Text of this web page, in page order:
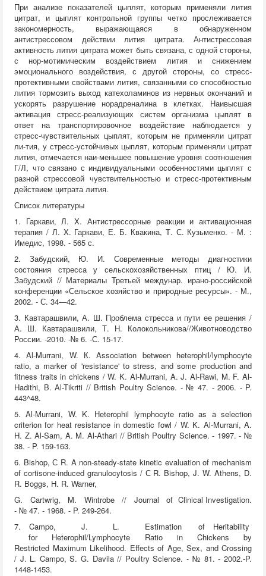
При анализе показателей цыплят, которым применяли лития
цитрат, и цыплят контрольной группы четко прослеживается
закономерность, выражающаяся в обнаруженном
антистрессовом действии лития цитрата. Антистрессовая
активность лития цитрата может быть связана, с одной стороны,
с нор-мотимическим воздействием лития и снижением
эмоционального воздействия, с другой стороны, со стресс-
протективными свойствами лития, связанными со способностью
лития тормозить выход катехоламинов из нервных окончаний и
ускорять разрушение норадреналина в клетках. Наивысшая
активация стресс-реализующих систем организма цыплят в
ответ на транспортировочное воздействие наблюдается у
стресс-чувствительных цыплят, которым не применяли цитрат
ли-тия, у стресс-устойчивых цыплят, которым применяли цитрат
лития, отмечается наи-меньшее повышение уровня соотношения
Г/Л, что связано с индивидуальными особенностями цыплят с
разной стрессовой чувствительностью и стресс-протективным
действием цитрата лития.
Список литературы
1. Гаркави, Л. X. Антистрессорные реакции и активационная
терапия / Л. X. Гаркави, Е. Б. Квакина, Т. С. Кузьменко. - М. :
Имедис, 1998. - 565 с.
2. Забудский, Ю. И. Современные методы диагностики
состояния стресса у сельскохозяйственных птиц / Ю. И.
Забудский // Материалы Третьей междунар. ирано-российской
конференции «Сельское хозяйство и природные ресурсы». - М.,
2002. - С. 34—42.
3. Кавтарашвили, А. Ш. Проблема стресса и пути ее решения /
А. Ш. Кавтарашвили, Т. Н. Колокольникова//Животноводство
России. -2010. -№ 6. -С. 15-17.
4. Al-Murrani, W. К. Association between heterophil/lymphocyte
ratio, a marker of 'resistance' to stress, and some production and
fitness traits in chickens / W. K. Al-Murrani, A. J. Al-Rawi, M. F. Al-
Hadithi, B. Al-Tikriti // British Poultry Science. - № 47. - 2006. - P.
443^48.
5. Al-Murrani, W. K. Heterophil lymphocyte ratio as a selection
criterion for heat resistance in domestic fowl / W. K. Al-Murrani, A.
H. Z. Al-Sam, A. M. Al-Athari // British Poultry Science. - 1997. - №
38. - P. 159-163.
6. Bishop, С R. A non-steady-state kinetic evaluation of mechanism
of cortisone-induced granulocytosis / С R. Bishop, J. W. Athens, D.
R. Boggs, H. R. Warner,
G. Cartwrig, M. Wintrobe // Journal of Clinical Investigation.
- № 47. - 1968. - P. 249-264.
7. Campo, J. L. Estimation of Heritability
for Heterophil/Lymphocyte Ratio in Chickens by
Restricted Maximum Likelihood. Effects of Age, Sex, and Crossing
/ J. L. Campo, S. G. Davila // Poultry Science. - № 81. - 2002.-P.
1448-1453.